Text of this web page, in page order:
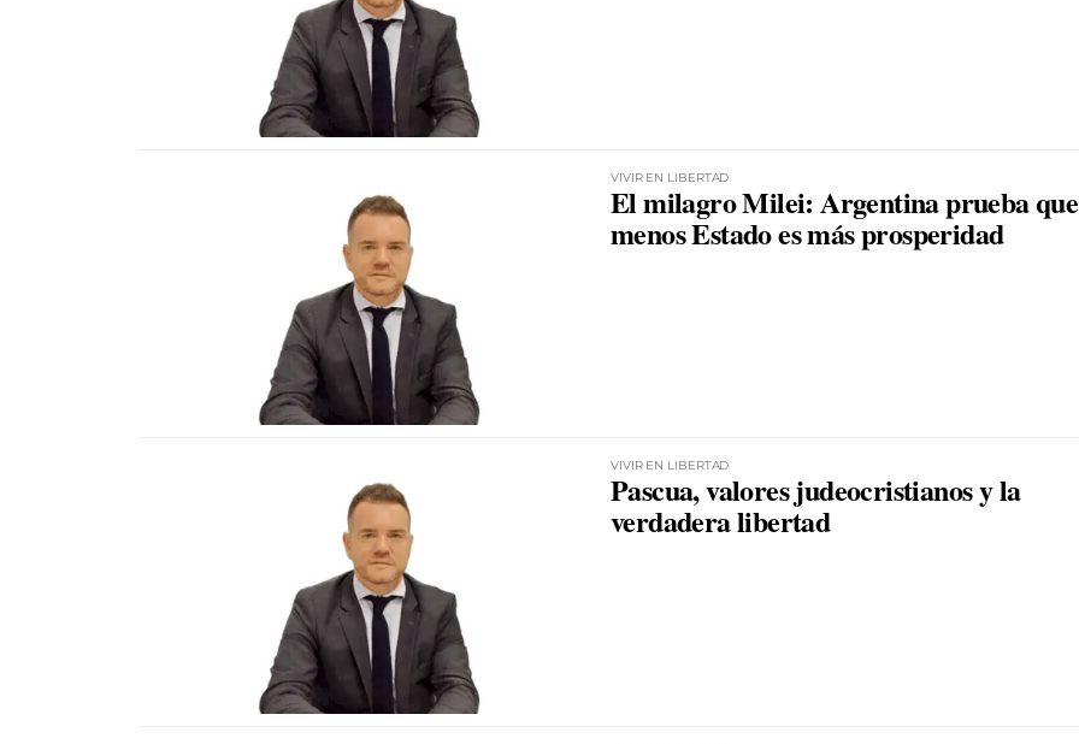
VIVIR EN LIBERTAD
El milagro Milei: Argentina prueba que
menos Estado es más prosperidad
VIVIR EN LIBERTAD
Pascua, valores judeocristianos y la
verdadera libertad